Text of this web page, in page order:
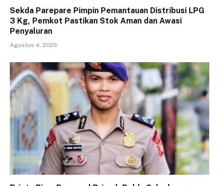
Sekda Parepare Pimpin Pemantauan Distribusi LPG
3 Kg, Pemkot Pastikan Stok Aman dan Awasi
Penyaluran
Agustus 4, 2026